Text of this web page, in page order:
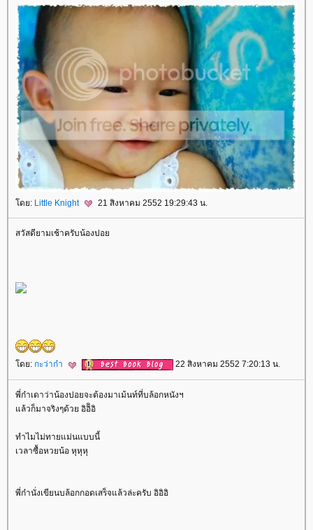
ดย: Little Knight 21 สิงหาคม 2552 19:29:43 น.
สวัสดียามเช้าครับน้องปอ
ดย: กะว่าก๋า 22 สิงหาคม 2552 7:20:13 น.
พี่ก๋าเดาว่าน้องปอยจะต้องมาเม้นท์ที่บล้อกหนังฯ
ล้วก็มาจริงๆด้วย อิอิิอิ
ทำไมไม่ทายแม่นแบบนี้
เวลาซื้อหวยน้อ หุหุหุ
พี่ก๋านั่งเขียนบล้อกกอดเสร็จแล้วล่ะครับ อิอิอิ